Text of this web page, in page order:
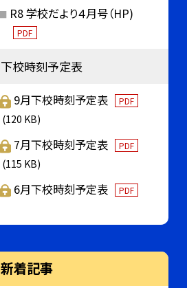
R8 学校だより４月号（HP)
PDF
下校時刻予定表
9月下校時刻予定表 PDF
(120 KB)
7月下校時刻予定表 PDF
(115 KB)
6月下校時刻予定表 PDF
新着記事